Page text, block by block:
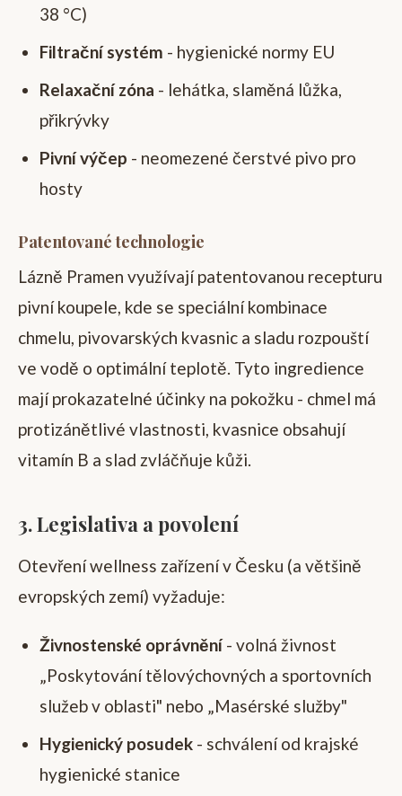
38 °C)
Filtrační systém - hygienické normy EU
Relaxační zóna - lehátka, slaměná lůžka,
přikrývky
Pivní výčep - neomezené čerstvé pivo pro
hosty
Patentované technologie
Lázně Pramen využívají patentovanou recepturu
pivní koupele, kde se speciální kombinace
chmelu, pivovarských kvasnic a sladu rozpouští
ve vodě o optimální teplotě. Tyto ingredience
mají prokazatelné účinky na pokožku - chmel má
protizánětlivé vlastnosti, kvasnice obsahují
vitamín B a slad zvláčňuje kůži.
3. Legislativa a povolení
Otevření wellness zařízení v Česku (a většině
evropských zemí) vyžaduje:
Živnostenské oprávnění- volná živnost
„Poskytování tělovýchovných a sportovních
služeb v oblasti" nebo „Masérské služby"
Hygienický posudek - schválení od krajské
hygienické stanice